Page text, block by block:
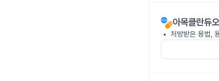
아목클란듀
처방받은 용법,